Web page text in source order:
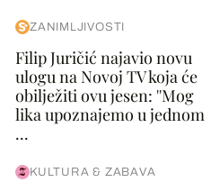
ZANIMLJIVOSTI
Filip Juričić najavio novu
ulogu na Novoj TV koja će
obilježiti ovu jesen: ''Mog
lika upoznajemo u jednom
...
KULTURA & ZABAVA